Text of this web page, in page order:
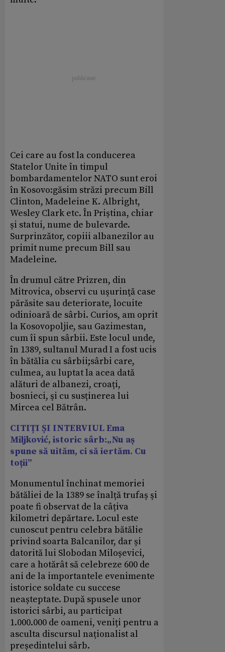
Cei care au fost la conducerea
Statelor Unite în timpul
bombardamentelor NATO sunt eroi
în Kosovo:găsim străzi precum Bill
Clinton, Madeleine K. Albright,
Wesley Clark etc. În Priștina, chiar
și statui, nume de bulevarde.
Surprinzător, copiii albanezilor au
primit nume precum Bill sau
Madeleine.
În drumul către Prizren, din
Mitrovica, observi cu uşurinţă case
părăsite sau deteriorate, locuite
odinioară de sârbi. Curios, am oprit
la Kosovopoljie, sau Gazimestan,
cum îi spun sârbii. Este locul unde,
în 1389, sultanul Murad I a fost ucis
în bătălia cu sârbii;sârbi care,
culmea, au luptat la acea dată
alături de albanezi, croați,
bosnieci, şi cu susținerea lui
Mircea cel Bătrân.
CITIȚI ȘI INTERVIUL Ema
Miljković, istoric sârb:„Nu aș
spune să uităm, ci să iertăm. Cu
toții”
Monumentul închinat memoriei
bătăliei de la 1389 se înalță trufaș şi
poate fi observat de la câțiva
kilometri depărtare. Locul este
cunoscut pentru celebra bătălie
privind soarta Balcanilor, dar și
datorită lui Slobodan Miloșevici,
care a hotărât să celebreze 600 de
ani de la importantele evenimente
istorice soldate cu succese
neașteptate. După spusele unor
istorici sârbi, au participat
1.000.000 de oameni, veniți pentru a
asculta discursul naționalist al
președintelui sârb.